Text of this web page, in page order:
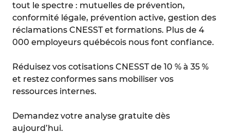
tout le spectre : mutuelles de prévention,
conformité légale, prévention active, gestion des
réclamations CNESST et formations. Plus de 4
000 employeurs québécois nous font confiance.
Réduisez vos cotisations CNESST de 10 % à 35 %
et restez conformes sans mobiliser vos
ressources internes.
Demandez votre analyse gratuite dès
aujourd’hui.